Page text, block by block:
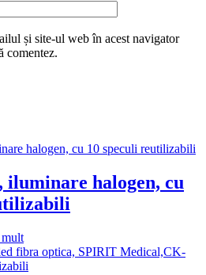
și site-ul web în acest navigator
comentez.
iluminare halogen, cu
mult